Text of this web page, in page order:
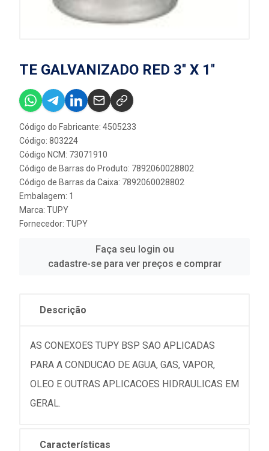
TE GALVANIZADO RED 3'' X 1''
Código do Fabricante: 4505233
Código: 803224
Código NCM: 73071910
Código de Barras do Produto: 7892060028802
Código de Barras da Caixa: 7892060028802
Embalagem: 1
Marca: TUPY
Fornecedor: TUPY
Faça seu login ou
cadastre-se para ver preços e comprar
Descrição
AS CONEXOES TUPY BSP SAO APLICADAS
PARA A CONDUCAO DE AGUA, GAS, VAPOR,
OLEO E OUTRAS APLICACOES HIDRAULICAS EM
GERAL.
Características